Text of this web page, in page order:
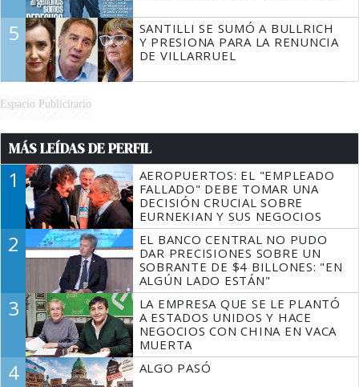
5
SANTILLI SE SUMÓ A BULLRICH
Y PRESIONA PARA LA RENUNCIA
DE VILLARRUEL
Espacio Publicitario
MÁS LEÍDAS DE PERFIL
1
AEROPUERTOS: EL "EMPLEADO
FALLADO" DEBE TOMAR UNA
DECISIÓN CRUCIAL SOBRE
EURNEKIAN Y SUS NEGOCIOS
2
EL BANCO CENTRAL NO PUDO
DAR PRECISIONES SOBRE UN
SOBRANTE DE $4 BILLONES: "EN
ALGÚN LADO ESTÁN"
3
LA EMPRESA QUE SE LE PLANTÓ
A ESTADOS UNIDOS Y HACE
NEGOCIOS CON CHINA EN VACA
MUERTA
4 ALGO PASÓ